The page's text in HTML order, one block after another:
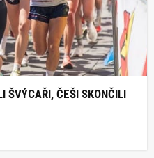
ŠVÝCAŘI, ČEŠI SKONČILI